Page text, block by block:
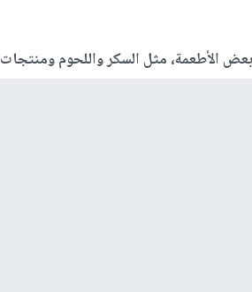
من بعض الأطعمة، مثل السكر واللحوم ومنتجات